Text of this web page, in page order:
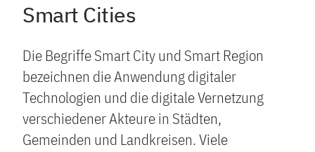
Smart Cities
Die Begriffe Smart City und Smart Region
bezeichnen die Anwendung digitaler
Technologien und die digitale Vernetzung
verschiedener Akteure in Städten,
Gemeinden und Landkreisen. Viele